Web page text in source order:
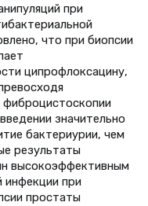
при
что при биопсии
ципрофлоксацину,
значительно
бактериурии, чем
результаты
высокоэффективным
инфекции при
простаты